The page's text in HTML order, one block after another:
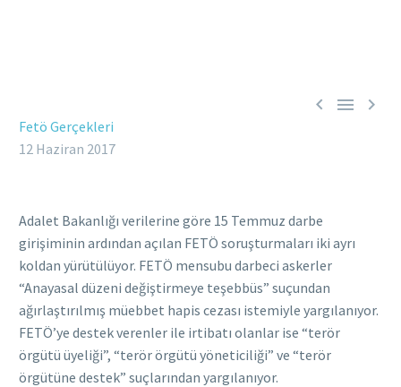
  
Fetö Gerçekleri
12 Haziran 2017
Adalet Bakanlığı verilerine göre 15 Temmuz darbe
girişiminin ardından açılan FETÖ soruşturmaları iki ayrı
koldan yürütülüyor. FETÖ mensubu darbeci askerler
“Anayasal düzeni değiştirmeye teşebbüs” suçundan
ağırlaştırılmış müebbet hapis cezası istemiyle yargılanıyor.
FETÖ’ye destek verenler ile irtibatı olanlar ise “terör
örgütü üyeliği”, “terör örgütü yöneticiliği” ve “terör
örgütüne destek” suçlarından yargılanıyor.